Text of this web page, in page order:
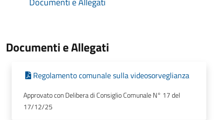
Documenti e Allegati
Regolamento comunale sulla videosorveglianza
Approvato con Delibera di Consiglio Comunale N° 17 del
17/12/25